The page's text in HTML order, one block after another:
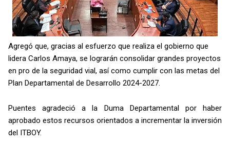
Agregó que, gracias al esfuerzo que realiza el gobierno que
lidera Carlos Amaya, se lograrán consolidar grandes proyectos
en pro de la seguridad vial, así como cumplir con las metas del
Plan Departamental de Desarrollo 2024-2027.
Puentes agradeció a la Duma Departamental por haber
aprobado estos recursos orientados a incrementar la inversión
del ITBOY.